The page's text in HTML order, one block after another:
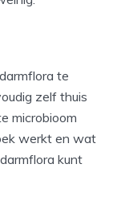
te
zelf thuis
microbioom
werkt en wat
kunt